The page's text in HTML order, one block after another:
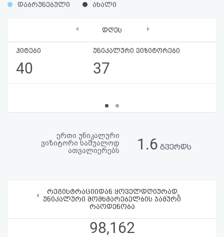
HTML
სალიცენზიო
შეთანხმება
დაბრუნებული ახალი
დღეს
ჰიტები
40
უნიკალური ვიზიტორები
37
‹ ›
ერთი უნიკალური
ვიზიტორი საშუალოდ
ათვალიერებს
1.6 გვერდს
რეგისტრაციიდან ყოველდღიურად
უნიკალური მომხმარებელბის ჯამური
რაოდენობა
98,162
‹ ›